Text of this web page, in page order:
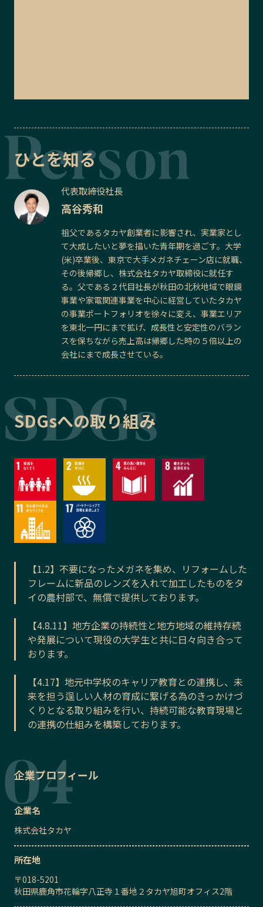
ひとを知る
代表取締役社長
高谷秀和
祖父であるタカヤ創業者に影響され、実業家とし
て大成したいと夢を描いた青年期を過ごす。大学
(米)卒業後、東京で大手メガネチェーン店に就職、
その後帰郷し、株式会社タカヤ取締役に就任す
る。父である２代目社長が秋田の北秋地域で眼鏡
事業や家電関連事業を中心に経営していたタカヤ
の事業ポートフォリオを徐々に変え、事業エリア
を東北一円にまで拡げ、成長性と安定性のバラン
スを保ちながら売上高は帰郷した時の５倍以上の
会社にまで成長させている。
SDGsへの取り組み
【1.2】不要になったメガネを集め、リフォームした
フレームに新品のレンズを入れて加工したものをタ
イの農村部で、無償で提供しております。
【4.8.11】地方企業の持続性と地方地域の維持存続
や発展について現役の大学生と共に日々向き合って
おります。
【4.17】地元中学校のキャリア教育との連携し、未
来を担う逞しい人材の育成に繋げる為のきっかけづ
くりとなる取り組みを行い、持続可能な教育現場と
の連携の仕組みを構築しております。
企業プロフィール
企業名
株式会社タカヤ
所在地
〒018-5201
秋田県鹿角市花輪字八正寺１番地２タカヤ旭町オフィス2階